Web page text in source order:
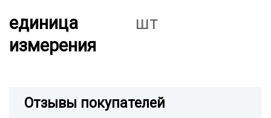
единица
измерения
шт
Отзывы покупателей